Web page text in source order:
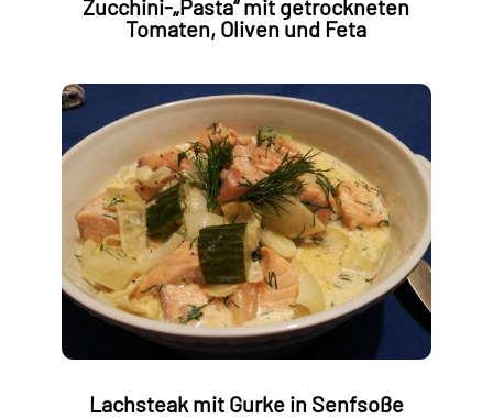
Zucchini-„Pasta“ mit getrockneten
Tomaten, Oliven und Feta
Lachsteak mit Gurke in Senfsoße